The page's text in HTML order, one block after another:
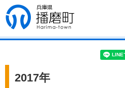
兵庫県 播磨
町
2017年